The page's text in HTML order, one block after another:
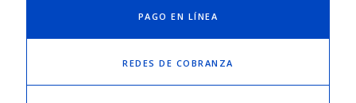
PAGO EN LÍNEA
REDES DE COBRANZA